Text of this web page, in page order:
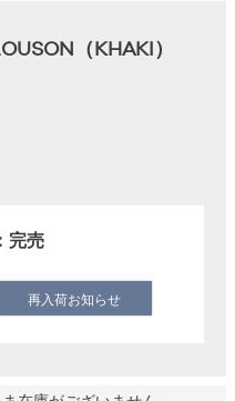
（KHAKI）
完売
再入荷お知らせ